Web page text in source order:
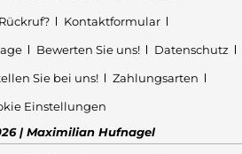
Kontaktformular
Bewerten Sie uns!
Datenschutz
Sie bei uns!
Zahlungsarten
Einstellungen
| Maximilian Hufnagel